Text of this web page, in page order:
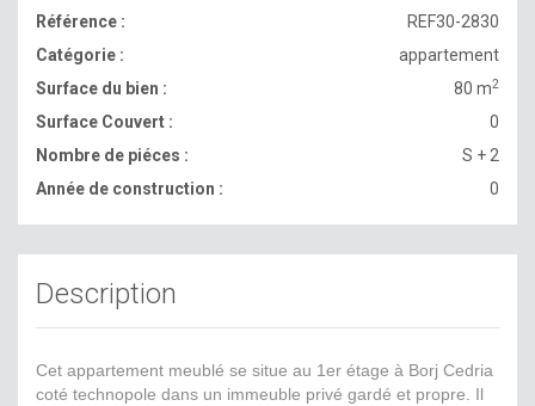
Référence :
REF30-2830
Catégorie :
appartement
Surface du bien :
80 m2
Surface Couvert :
0
Nombre de piéces :
S + 2
Année de construction :
0
Description
Cet appartement meublé se situe au 1er étage à Borj Cedria
coté technopole dans un immeuble privé gardé et propre. Il